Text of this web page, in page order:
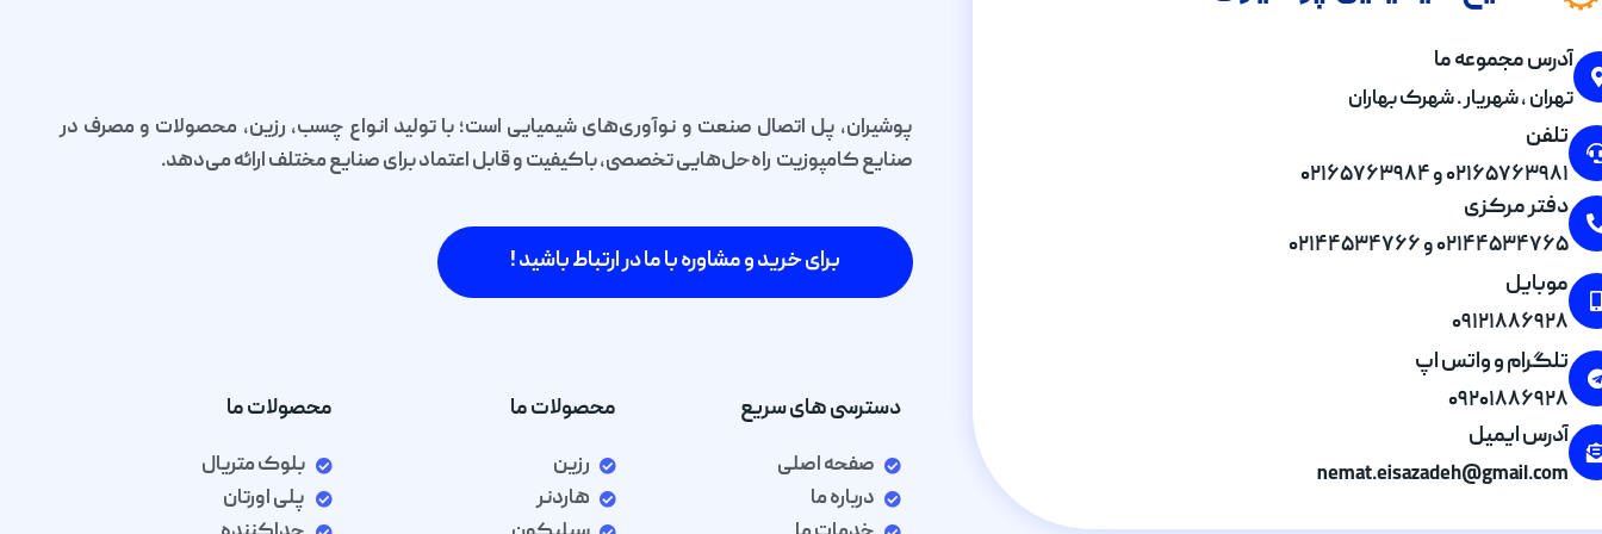
آدرس مجموعه ما
تهران , شهریار . شهرک بهاران
تلفن
۰۲۱۶۵۷۶۳۹۸۱ و ۰۲۱۶۵۷۶۳۹۸۴
دفتر مرکزی
۰۲۱۴۴۵۳۴۷۶۵ و ۰۲۱۴۴۵۳۴۷۶۶
موبایل
۰۹۱۲۱۸۸۶۹۲۸
تلگرام و واتس اپ
۰۹۲۰۱۸۸۶۹۲۸
آدرس ایمیل
nemat.eisazadeh@gmail.com
پوشیران، پل اتصال صنعت و نوآوری‌های شیمیایی است؛ با تولید انواع چسب، رزین، محصولات و مصرف در
صنایع کامپوزیت راه‌حل‌هایی تخصصی، باکیفیت و قابل اعتماد برای صنایع مختلف ارائه می‌دهد.
برای خرید و مشاوره با ما در ارتباط باشید !
دسترسی های سریع
صفحه اصلی
درباره ما
محصولات ما
رزین
هاردنر
محصولات ما
بلوک متریال
پلی اورتان